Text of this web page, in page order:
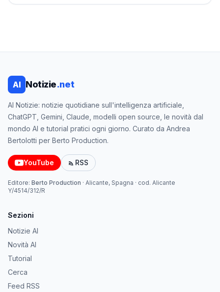
AI Notizie.net
AI Notizie: notizie quotidiane sull'intelligenza artificiale,
ChatGPT, Gemini, Claude, modelli open source, le novità dal
mondo AI e tutorial pratici ogni giorno. Curato da Andrea
Bertolotti per Berto Production.
YouTube RSS
Editore: Berto Production · Alicante, Spagna · cod. Alicante
Y/4514/312/R
Sezioni
Notizie AI
Novità AI
Tutorial
Cerca
Feed RSS